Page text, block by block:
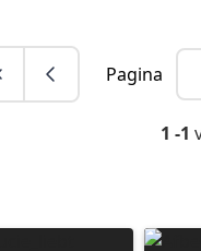
Pagina
1 -1